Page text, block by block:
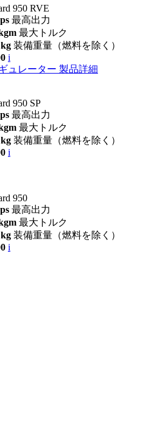
950 RVE
最高出力
最大トルク
装備重量（燃料を除く）
i
ュレーター 製品詳細
950 SP
最高出力
最大トルク
装備重量（燃料を除く）
i
950
最高出力
最大トルク
装備重量（燃料を除く）
i